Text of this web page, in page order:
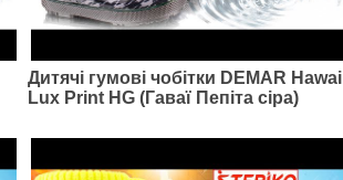
Дитячі гумові чобітки DEMAR Hawai
Lux Print HG (Гаваї Пепіта сіра)